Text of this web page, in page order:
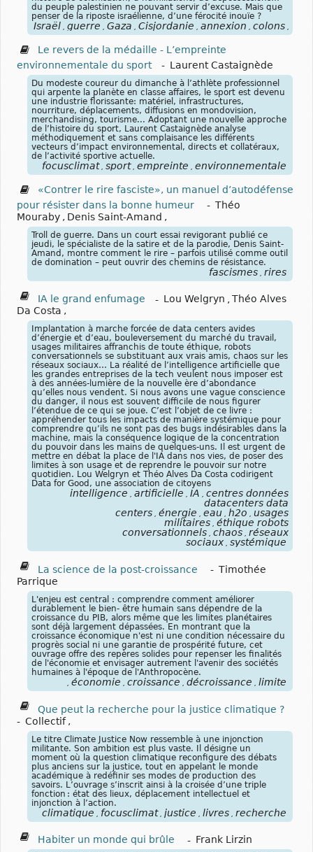
du peuple palestinien ne pouvant servir d’excuse. Mais que
penser de la riposte israélienne, d’une férocité inouïe ?
Israël , guerre , Gaza , Cisjordanie , annexion , colons ,
Le revers de la médaille - L’empreinte
environnementale du sport
- Laurent Castaignède
Du modeste coureur du dimanche à l’athlète professionnel
qui arpente la planète en classe affaires, le sport est devenu
une industrie florissante: matériel, infrastructures,
nourriture, déplacements, diffusions en mondovision,
merchandising, tourisme... Adoptant une nouvelle approche
de l’histoire du sport, Laurent Castaignède analyse
méthodiquement et sans complaisance les différents
vecteurs d’impact environnemental, directs et collatéraux,
de l’activité sportive actuelle.
focusclimat sport empreinte environnementale
«Contrer le rire fasciste», un manuel d’autodéfense
pour résister dans la bonne humeur
- Théo
Mouraby , Denis Saint-Amand ,
Troll de guerre. Dans un court essai revigorant publié ce
jeudi, le spécialiste de la satire et de la parodie, Denis Saint-
Amand, montre comment le rire – parfois utilisé comme outil
de domination – peut ouvrir des chemins de résistance.
fascismes rires
IA le grand enfumage - Lou Welgryn , Théo Alves
Da Costa ,
Implantation à marche forcée de data centers avides
d’énergie et d’eau, bouleversement du marché du travail,
usages militaires affranchis de toute éthique, robots
conversationnels se substituant aux vrais amis, chaos sur les
réseaux sociaux… La réalité de l’intelligence artificielle que
les grandes entreprises de la tech veulent nous imposer est
à des années-lumière de la nouvelle ère d’abondance
qu’elles nous vendent. Si nous avons une vague conscience
du danger, il nous est souvent difficile de nous figurer
l’étendue de ce qui se joue. C’est l’objet de ce livre :
appréhender tous les impacts de manière systémique pour
comprendre qu’ils ne sont pas des bugs indésirables dans la
machine, mais la conséquence logique de la concentration
du pouvoir dans les mains de quelques-uns. Il est urgent de
mettre en débat la place de l'IA dans nos vies, de poser des
limites à son usage et de reprendre le pouvoir sur notre
quotidien. Lou Welgryn et Théo Alves Da Costa codirigent
Data for Good, une association de citoyens
intelligence , artificielle , IA , centres données
datacenters data
centers , énergie , eau , h2o , usages
militaires , éthique robots
conversationnels , chaos , réseaux
sociaux , systémique
La science de la post-croissance - Timothée
Parrique
L'enjeu est central : comprendre comment améliorer
durablement le bien- être humain sans dépendre de la
croissance du PIB, alors même que les limites planétaires
sont déjà largement dépassées. En montrant que la
croissance économique n'est ni une condition nécessaire du
progrès social ni une garantie de prospérité future, cet
ouvrage offre des repères solides pour repenser les finalités
de l'économie et envisager autrement l'avenir des sociétés
humaines à l'époque de l'Anthropocène.
économie croissance décroissance limite
Que peut la recherche pour la justice climatique ?
- Collectif ,
Le titre Climate Justice Now ressemble à une injonction
militante. Son ambition est plus vaste. Il désigne un
moment où la question climatique reconfigure des débats
plus anciens sur la justice, tout en appelant le monde
académique à redéfinir ses modes de production des
savoirs. L’ouvrage s’inscrit ainsi à la croisée d’une triple
fonction : état des lieux, déplacement intellectuel et
injonction à l’action.
climatique focusclimat justice livres recherche
Habiter un monde qui brûle - Frank Lirzin